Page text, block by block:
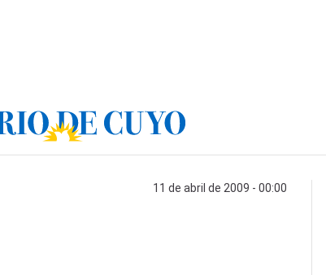
11 de abril de 2009 - 00:00